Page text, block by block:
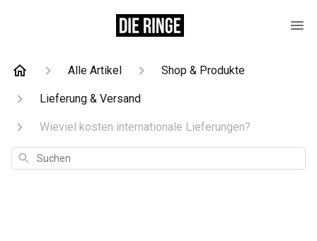
Alle Artikel Shop & Produkte
Lieferung & Versand
Wieviel kosten internationale Lieferungen?
Suchen